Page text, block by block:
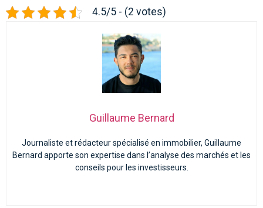
4.5/5 - (2 votes)
Guillaume Bernard
Journaliste et rédacteur spécialisé en immobilier, Guillaume
Bernard apporte son expertise dans l’analyse des marchés et les
conseils pour les investisseurs.